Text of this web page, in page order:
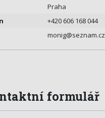
Praha
+420 606 168 044
monig@seznam.cz
formulář